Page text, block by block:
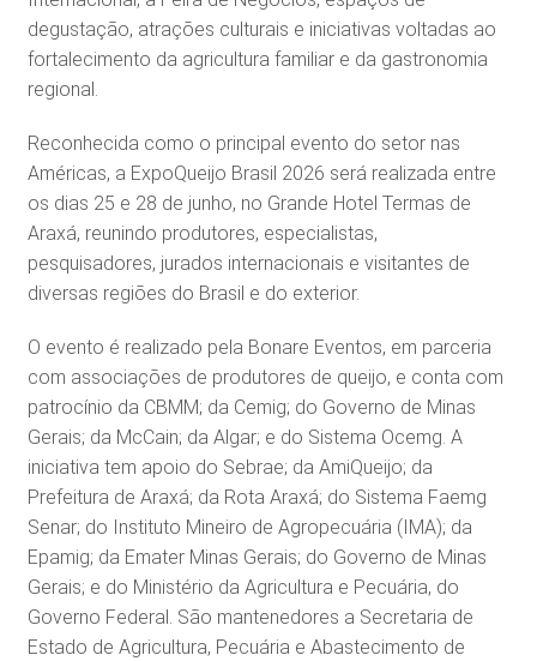
degustação, atrações culturais e iniciativas voltadas ao
fortalecimento da agricultura familiar e da gastronomia
regional.
Reconhecida como o principal evento do setor nas
Américas, a ExpoQueijo Brasil 2026 será realizada entre
os dias 25 e 28 de junho, no Grande Hotel Termas de
Araxá, reunindo produtores, especialistas,
pesquisadores, jurados internacionais e visitantes de
diversas regiões do Brasil e do exterior.
O evento é realizado pela Bonare Eventos, em parceria
com associações de produtores de queijo, e conta com
patrocínio da CBMM; da Cemig; do Governo de Minas
Gerais; da McCain; da Algar; e do Sistema Ocemg. A
iniciativa tem apoio do Sebrae; da AmiQueijo; da
Prefeitura de Araxá; da Rota Araxá; do Sistema Faemg
Senar; do Instituto Mineiro de Agropecuária (IMA); da
Epamig; da Emater Minas Gerais; do Governo de Minas
Gerais; e do Ministério da Agricultura e Pecuária, do
Governo Federal. São mantenedores a Secretaria de
Estado de Agricultura, Pecuária e Abastecimento de